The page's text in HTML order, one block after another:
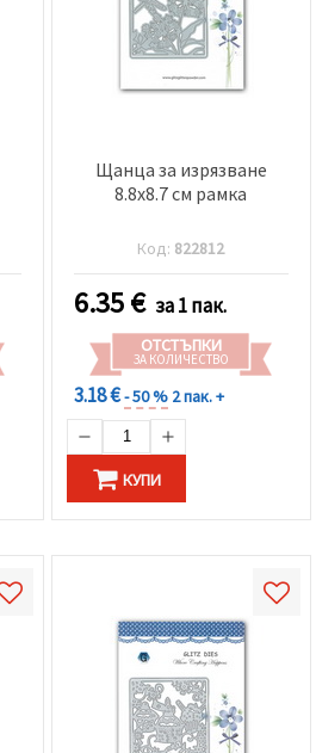
Щанца за изрязване
8.8x8.7 см рамка
Код: 822812
6.35€ за 1 пак.
ОТСТЪПКИ
ЗА КОЛИЧЕСТВО
3.18 €- 50 % 2 пак. +
КУПИ